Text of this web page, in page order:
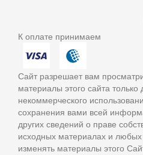
К оплате принимаем
Сайт разрешает вам
материалы этого сайта только
некоммерческого
сохранения вами всей
других сведений о праве
исходных материалах и
изменять материалы этого